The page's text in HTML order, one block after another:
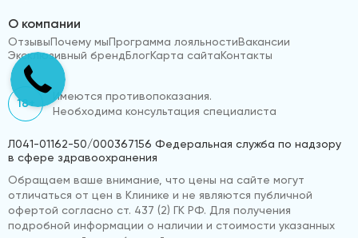
О компании
ОтзывыПочему мыПрограмма лояльностиВакансии
Эксклюзивный брендБлогКарта сайтаКонтакты
18+
Имеются противопоказания.
Необходима консультация специалиста
Л041-01162-50/000367156 Федеральная служба по надзору
в сфере здравоохранения
Обращаем ваше внимание, что цены на сайте могут
отличаться от цен в Клинике и не являются публичной
офертой согласно ст. 437 (2) ГК РФ. Для получения
подробной информации о наличии и стоимости указанных